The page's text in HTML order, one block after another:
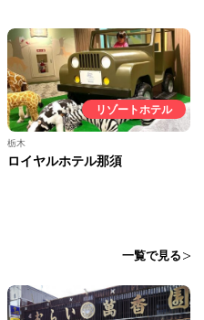
リゾートホテル
栃木
ロイヤルホテル那須
一覧で見る